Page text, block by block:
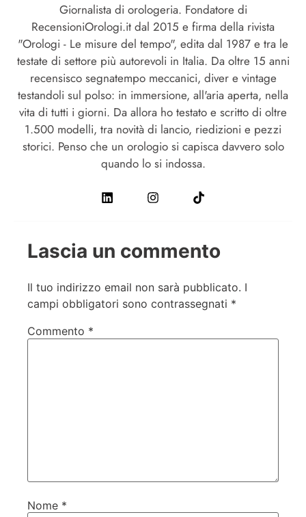
Giornalista di orologeria. Fondatore di
RecensioniOrologi.it dal 2015 e firma della rivista
"Orologi - Le misure del tempo", edita dal 1987 e tra le
testate di settore più autorevoli in Italia. Da oltre 15 anni
recensisco segnatempo meccanici, diver e vintage
testandoli sul polso: in immersione, all'aria aperta, nella
vita di tutti i giorni. Da allora ho testato e scritto di oltre
1.500 modelli, tra novità di lancio, riedizioni e pezzi
storici. Penso che un orologio si capisca davvero solo
quando lo si indossa.
Lascia un commento
Il tuo indirizzo email non sarà pubblicato. I
campi obbligatori sono contrassegnati *
Commento *
Nome *